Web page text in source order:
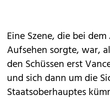
Eine Szene, die bei
Aufsehen sorgte, war,
den Schüssen erst
und sich dann um die
Staatsoberhauptes